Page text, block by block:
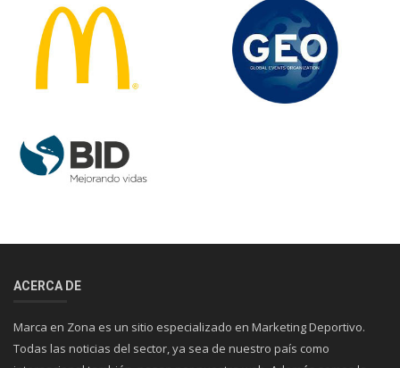
ACERCA DE
Marca en Zona es un sitio especializado en Marketing Deportivo.
Todas las noticias del sector, ya sea de nuestro país como